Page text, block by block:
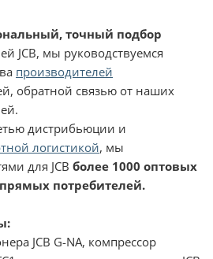
точный подбор
JCB, мы руководствуемся
производителей
обратной связью от наших
дистрибьюции и
логистикой, мы
для JCB более 1000 оптовых
потребителей.
JCB G-NA, компрессор